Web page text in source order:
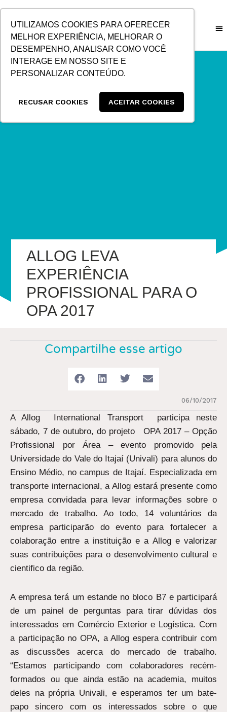
UTILIZAMOS COOKIES PARA OFERECER
MELHOR EXPERIÊNCIA, MELHORAR O
DESEMPENHO, ANALISAR COMO VOCÊ
INTERAGE EM NOSSO SITE E
PERSONALIZAR CONTEÚDO.
RECUSAR COOKIES ACEITAR COOKIES
CONTEÚDO
ALLOG LEVA
EXPERIÊNCIA
PROFISSIONAL PARA O
OPA 2017
Compartilhe esse artigo
06/10/2017
A Allog International Transport participa neste
sábado, 7 de outubro, do projeto OPA 2017 – Opção
Profissional por Área – evento promovido pela
Universidade do Vale do Itajaí (Univali) para alunos do
Ensino Médio, no campus de Itajaí. Especializada em
transporte internacional, a Allog estará presente como
empresa convidada para levar informações sobre o
mercado de trabalho. Ao todo, 14 voluntários da
empresa participarão do evento para fortalecer a
colaboração entre a instituição e a Allog e valorizar
suas contribuições para o desenvolvimento cultural e
cientifico da região.
A empresa terá um estande no bloco B7 e participará
de um painel de perguntas para tirar dúvidas dos
interessados em Comércio Exterior e Logística. Com
a participação no OPA, a Allog espera contribuir com
as discussões acerca do mercado de trabalho.
“Estamos participando com colaboradores recém-
formados ou que ainda estão na academia, muitos
deles na própria Univali, e esperamos ter um bate-
papo sincero com os interessados sobre o que